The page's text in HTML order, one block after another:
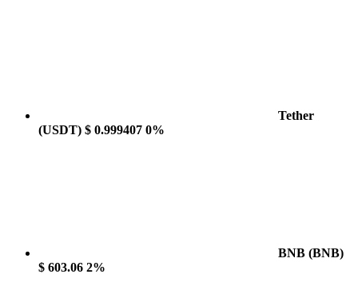
Tether
(USDT) $ 0.999407 0%
BNB (BNB)
$ 603.06 2%